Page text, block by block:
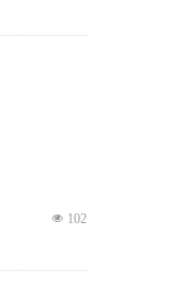
넶 102